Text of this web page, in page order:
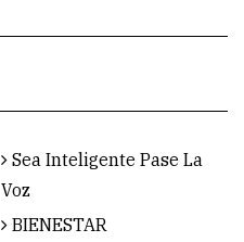
Sea Inteligente Pase La
Voz
BIENESTAR